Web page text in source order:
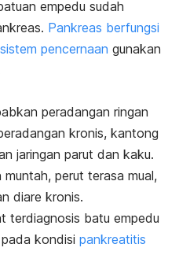
empedu sudah
Pankreas berfungsi
sistem pencernaan gunakan
peradangan ringan
kronis, kantong
jaringan parut dan kaku.
perut terasa mual,
diare kronis.
terdiagnosis batu empedu
kondisi pankreatitis